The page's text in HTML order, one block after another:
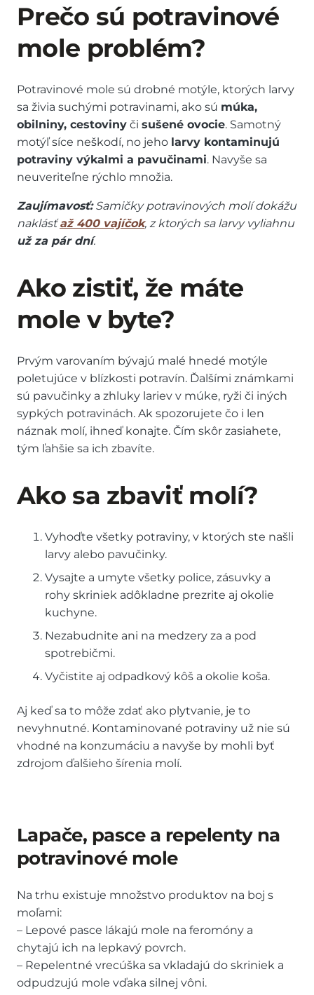
Prečo sú potravinové
mole problém?
Potravinové mole sú drobné motýle, ktorých larvy
sa živia suchými potravinami, ako sú múka,
obilniny, cestoviny či sušené ovocie. Samotný
motýľ síce neškodí, no jeho larvy kontaminujú
potraviny výkalmi a pavučinami. Navyše sa
neuveriteľne rýchlo množia.
Zaujímavosť:Samičky potravinových molí dokážu
naklásťaž 400 vajíčok, z ktorých sa larvy vyliahnu
už za pár dní.
Ako zistiť, že máte
mole v byte?
Prvým varovaním bývajú malé hnedé motýle
poletujúce v blízkosti potravín. Ďalšími známkami
sú pavučinky a zhluky lariev v múke, ryži či iných
sypkých potravinách. Ak spozorujete čo i len
náznak molí, ihneď konajte. Čím skôr zasiahete,
tým ľahšie sa ich zbavíte.
Ako sa zbaviť molí?
Vyhoďte všetky potraviny, v ktorých ste našli
larvy alebo pavučinky.
Vysajte a umyte všetky police, zásuvky a
rohy skriniek adôkladne prezrite aj okolie
kuchyne.
Nezabudnite ani na medzery za a pod
spotrebičmi.
Vyčistite aj odpadkový kôš a okolie koša.
Aj keď sa to môže zdať ako plytvanie, je to
nevyhnutné. Kontaminované potraviny už nie sú
vhodné na konzumáciu a navyše by mohli byť
zdrojom ďalšieho šírenia molí.
Lapače, pasce a repelenty na
potravinové mole
Na trhu existuje množstvo produktov na boj s
moľami:
– Lepové pasce lákajú mole na feromóny a
chytajú ich na lepkavý povrch.
– Repelentné vrecúška sa vkladajú do skriniek a
odpudzujú mole vďaka silnej vôni.